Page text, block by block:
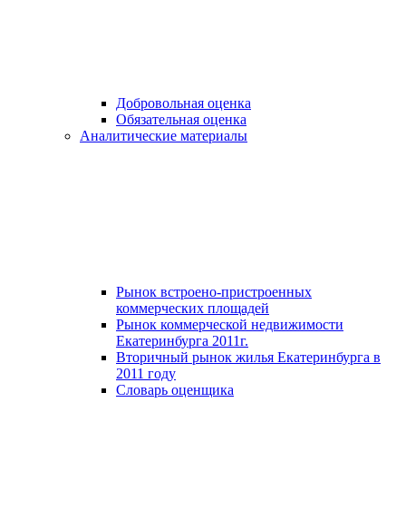
Добровольная оценка
Обязательная оценка
Аналитические материалы
Рынок встроено-пристроенных
коммерческих площадей
Рынок коммерческой недвижимости
Екатеринбурга 2011г.
Вторичный рынок жилья Екатеринбурга в
2011 году
Словарь оценщика